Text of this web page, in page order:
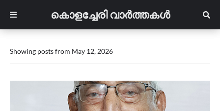
കൊളച്ചേരി വാർത്തകൾ
Showing posts from May 12, 2026